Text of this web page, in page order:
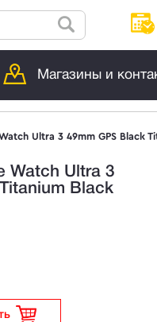
Магазины и
Ultra 3 49mm GPS Black
Watch Ultra 3
Black